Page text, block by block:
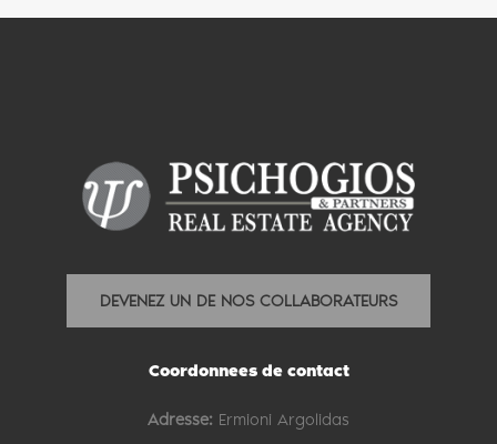
DEVENEZ UN DE NOS COLLABORATEURS
Coordonnees de contact
Adresse: Ermioni Argolidas